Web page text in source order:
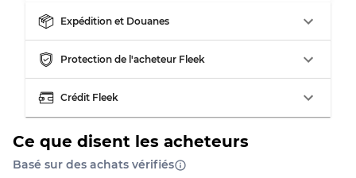
Expédition et Douanes
Protection de l'acheteur Fleek
Crédit Fleek
Ce que disent les acheteurs
Basé sur des achats vérifiés